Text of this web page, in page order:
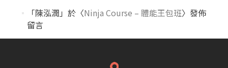
「陳泓潤 」於〈Ninja Course – 體能王包班〉發佈
留言